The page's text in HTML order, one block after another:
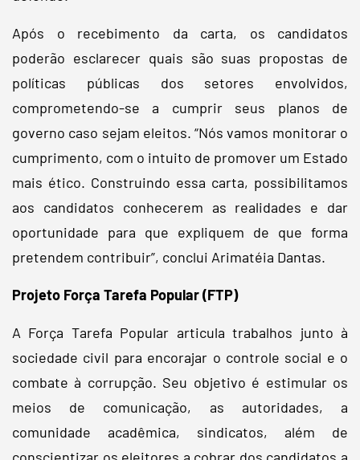
Após o recebimento da carta, os candidatos
poderão esclarecer quais são suas propostas de
políticas públicas dos setores envolvidos,
comprometendo-se a cumprir seus planos de
governo caso sejam eleitos. “Nós vamos monitorar o
cumprimento, com o intuito de promover um Estado
mais ético. Construindo essa carta, possibilitamos
aos candidatos conhecerem as realidades e dar
oportunidade para que expliquem de que forma
pretendem contribuir”, conclui Arimatéia Dantas.
Projeto Força Tarefa Popular (FTP)
A Força Tarefa Popular articula trabalhos junto à
sociedade civil para encorajar o controle social e o
combate à corrupção. Seu objetivo é estimular os
meios de comunicação, as autoridades, a
comunidade acadêmica, sindicatos, além de